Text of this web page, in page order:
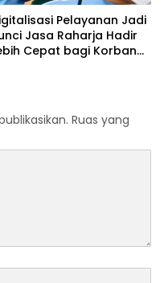
Pelayanan Jadi
Jasa Raharja Hadir
Cepat bagi Korban
Ruas yang